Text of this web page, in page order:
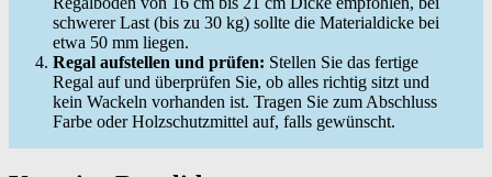
schwerer Last (bis zu 30 kg) sollte die Materialdicke bei
etwa 50 mm liegen.
Regal aufstellen und prüfen: Stellen Sie das fertige
Regal auf und überprüfen Sie, ob alles richtig sitzt und
kein Wackeln vorhanden ist. Tragen Sie zum Abschluss
Farbe oder Holzschutzmittel auf, falls gewünscht.